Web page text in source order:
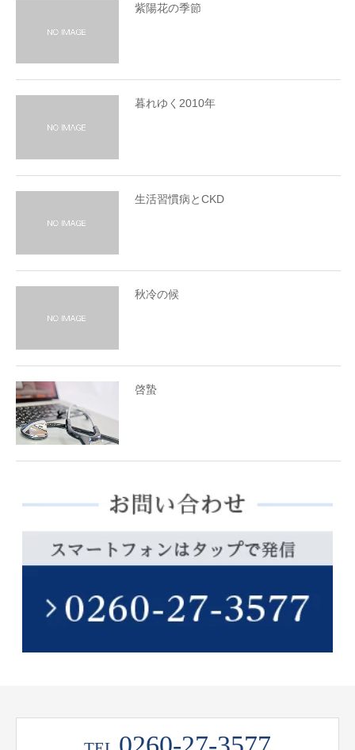
紫陽花の季節
暮れゆく2010年
生活習慣病とCKD
秋冷の候
啓蟄